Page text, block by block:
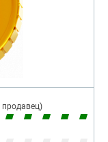
продавец)